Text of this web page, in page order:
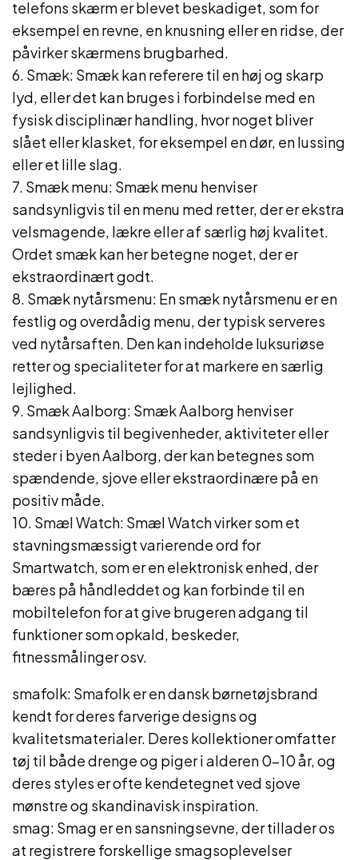
telefons skærm er blevet beskadiget, som for
eksempel en revne, en knusning eller en ridse, der
påvirker skærmens brugbarhed.
6. Smæk: Smæk kan referere til en høj og skarp
lyd, eller det kan bruges i forbindelse med en
fysisk disciplinær handling, hvor noget bliver
slået eller klasket, for eksempel en dør, en lussing
eller et lille slag.
7. Smæk menu: Smæk menu henviser
sandsynligvis til en menu med retter, der er ekstra
velsmagende, lækre eller af særlig høj kvalitet.
Ordet smæk kan her betegne noget, der er
ekstraordinært godt.
8. Smæk nytårsmenu: En smæk nytårsmenu er en
festlig og overdådig menu, der typisk serveres
ved nytårsaften. Den kan indeholde luksuriøse
retter og specialiteter for at markere en særlig
lejlighed.
9. Smæk Aalborg: Smæk Aalborg henviser
sandsynligvis til begivenheder, aktiviteter eller
steder i byen Aalborg, der kan betegnes som
spændende, sjove eller ekstraordinære på en
positiv måde.
10. Smæl Watch: Smæl Watch virker som et
stavningsmæssigt varierende ord for
Smartwatch, som er en elektronisk enhed, der
bæres på håndleddet og kan forbinde til en
mobiltelefon for at give brugeren adgang til
funktioner som opkald, beskeder,
fitnessmålinger osv.
smafolk: Smafolk er en dansk børnetøjsbrand
kendt for deres farverige designs og
kvalitetsmaterialer. Deres kollektioner omfatter
tøj til både drenge og piger i alderen 0-10 år, og
deres styles er ofte kendetegnet ved sjove
mønstre og skandinavisk inspiration.
smag: Smag er en sansningsevne, der tillader os
at registrere forskellige smagsoplevelser